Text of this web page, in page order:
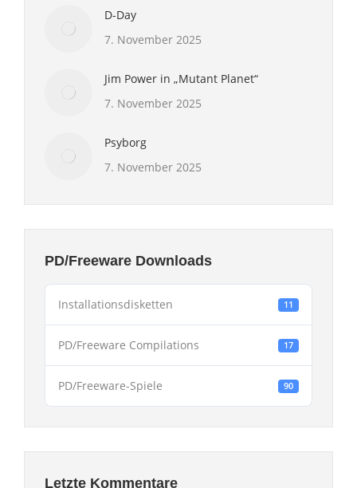
D-Day
7. November 2025
Jim Power in „Mutant Planet“
7. November 2025
Psyborg
7. November 2025
PD/Freeware Downloads
Installationsdisketten 11
PD/Freeware Compilations 17
PD/Freeware-Spiele 90
Letzte Kommentare